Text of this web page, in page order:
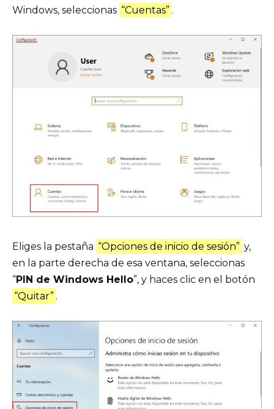
Windows, seleccionas “Cuentas” .
Eliges la pestaña “Opciones de inicio de sesión” y,
en la parte derecha de esa ventana, seleccionas
“PIN de Windows Hello”, y haces clic en el botón
“Quitar” .